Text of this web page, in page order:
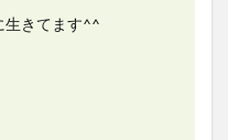
生きてます^^